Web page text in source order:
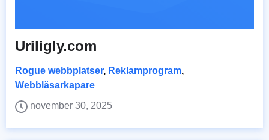
Uriligly.com
Rogue webbplatser, Reklamprogram,
Webbläsarkapare
november 30, 2025